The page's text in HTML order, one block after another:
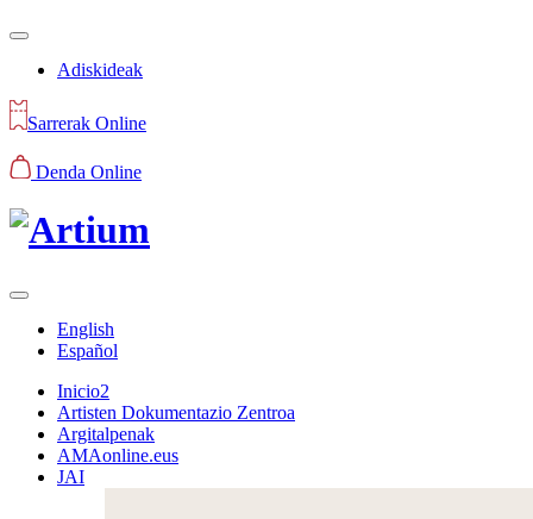
Adiskideak
Sarrerak Online
Denda Online
English
Español
Inicio2
Artisten Dokumentazio Zentroa
Argitalpenak
AMAonline.eus
JAI